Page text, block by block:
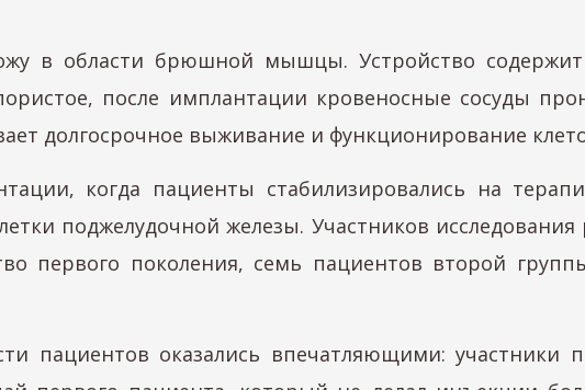
в области брюшной мышцы. Устройство содержит
после имплантации кровеносные сосуды
долгосрочное выживание и функционирование
когда пациенты стабилизировались на
поджелудочной железы. Участников
первого поколения, семь пациентов второй
пациентов оказались впечатляющими: участники